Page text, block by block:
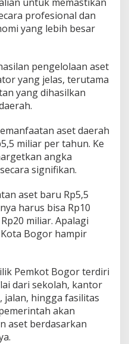
profesional dan
yang lebih besar
pengelolaan aset
yang jelas, terutama
yang dihasilkan
aset daerah
miliar per tahun. Ke
angka
signifikan.
aset baru Rp5,5
harus bisa Rp10
miliar. Apalagi
Bogor hampir
Pemkot Bogor terdiri
dari sekolah, kantor
jalan, hingga fasilitas
akan
aset berdasarkan